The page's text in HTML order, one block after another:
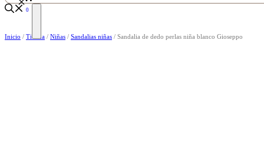
0
Inicio / Tienda / Niñas / Sandalias niñas / Sandalia de dedo perlas niña blanco Gioseppo